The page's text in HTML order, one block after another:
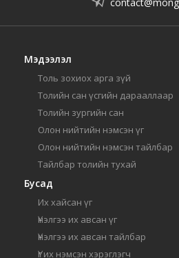
Мэдээлэл
Толь зохиох арга зүй
Толийн сан үсгийн дарааллаар
Толийн зургийн сан
Олон нийтийн нэмсэн үг
Олон нийтийн нэмсэн тайлбар
Тайлбар толийн тухай
Бусад
Их хайсан үг
Үнэлгээ их авсан үг
Үнэлгээ их авсан тайлбар
Үг их нэмсэн хэрэглэгч